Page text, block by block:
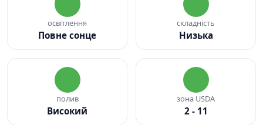
освітлення
Повне сонце
складність
Низька
полив
Високий
зона USDA
2 - 11